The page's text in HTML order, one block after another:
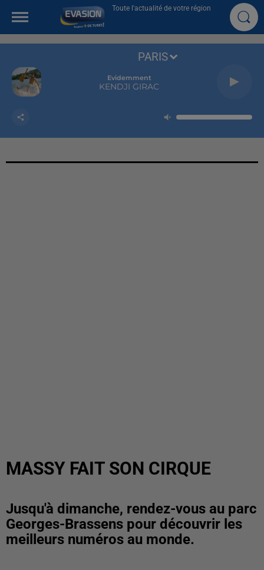
Toute l'actualité de votre région
Evidemment
KENDJI GIRAC
PARIS
MASSY FAIT SON CIRQUE
Jusqu'à dimanche, rendez-vous au parc
Georges-Brassens pour découvrir les
meilleurs numéros au monde.